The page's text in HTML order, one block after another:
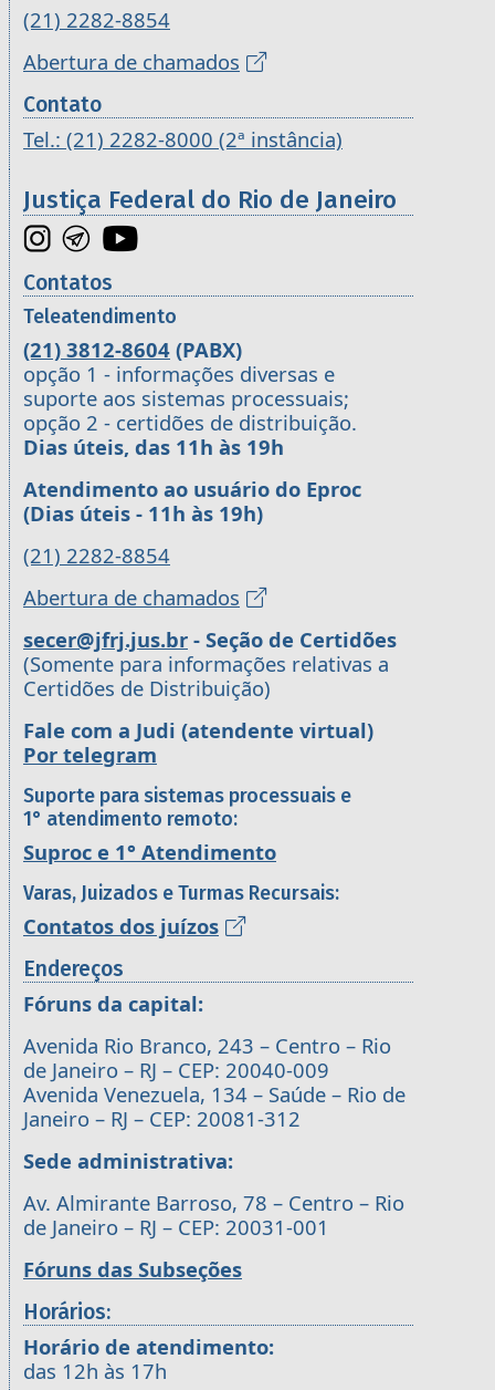
(21) 2282-8854
Abertura de chamados
Contato
Tel.: (21) 2282-8000 (2ª instância)
Justiça Federal do Rio de Janeiro
Contatos
Teleatendimento
(21) 3812-8604 (PABX)
opção 1 - informações diversas e
suporte aos sistemas processuais;
opção 2 - certidões de distribuição.
Dias úteis, das 11h às 19h
Atendimento ao usuário do Eproc
(Dias úteis - 11h às 19h)
(21) 2282-8854
Abertura de chamados
secer@jfrj.jus.br - Seção de Certidões
(Somente para informações relativas a
Certidões de Distribuição)
Fale com a Judi (atendente virtual)
Por telegram
Suporte para sistemas processuais e
1° atendimento remoto:
Suproc e 1° Atendimento
Varas, Juizados e Turmas Recursais:
Contatos dos juízos
Endereços
Fóruns da capital:
Avenida Rio Branco, 243 – Centro – Rio
de Janeiro – RJ – CEP: 20040-009
Avenida Venezuela, 134 – Saúde – Rio de
Janeiro – RJ – CEP: 20081-312
Sede administrativa:
Av. Almirante Barroso, 78 – Centro – Rio
de Janeiro – RJ – CEP: 20031-001
Fóruns das Subseções
Horários:
Horário de atendimento:
das 12h às 17h